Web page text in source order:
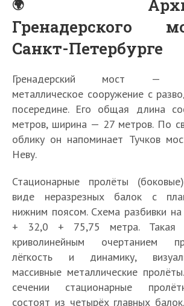
Гренадерского
Санкт-Петербурге
Гренадерский мост —
металлическое сооружение с
посередине. Его общая длина
метров, ширина — 27 метров. По
облику он напоминает Тучков
Неву.
Стационарные пролёты
виде неразрезных балок с
нижним поясом. Схема разбивки
+ 32,0 + 75,75 метра. Такая
криволинейным очертанием
лёгкость и динамику,
массивные металлические
сечении стационарные
состоят из четырёх главных